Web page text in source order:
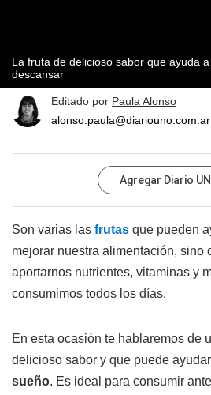
La fruta de delicioso sabor que ayuda
descansar
Editado por Paula Alonso
alonso.paula@diariouno.com.ar
Agregar Diario
Son varias las frutas que pueden
mejorar nuestra alimentación, sino
aportarnos nutrientes, vitaminas y
consumimos todos los días.
En esta ocasión te hablaremos de
delicioso sabor y que puede
sueño. Es ideal para consumir